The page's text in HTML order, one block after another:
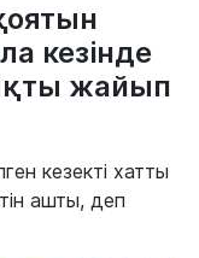
кезінде
жайып
кезекті хатты
ашты, деп